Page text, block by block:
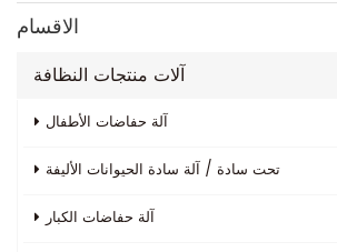
الاقسام
آلات منتجات النظافة
آلة حفاضات الأطفال
تحت سادة / آلة سادة الحيوانات الأليفة
آلة حفاضات الكبار